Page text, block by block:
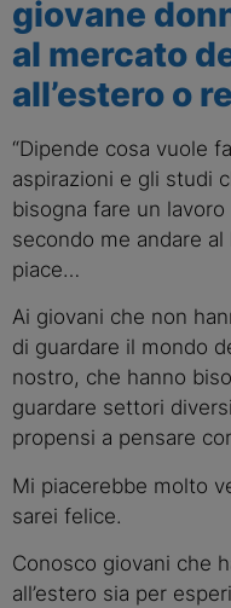
giovane
al mercato
all’estero o
“Dipende cosa vuole
aspirazioni e gli studi
bisogna fare un
secondo me andare
piace…
Ai giovani che non
di guardare il mondo
nostro, che hanno
guardare settori
propensi a pensare
Mi piacerebbe molto
sarei felice.
Conosco giovani che
all’estero sia per